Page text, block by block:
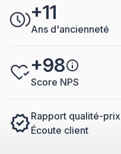
+11
Ans d'ancienneté
+98
Score NPS
Rapport qualité-prix
Écoute client